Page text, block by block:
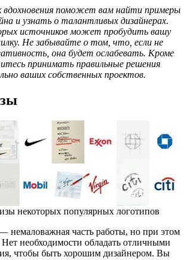
вдохновения поможет вам найти примеры
и узнать о талантливых дизайнерах.
источников может пробудить вашу
Не забывайте о том, что, если не
она будет ослабевать. Кроме
принимать правильные решения
ваших собственных проектов.
некоторых популярных логотипов
немаловажная часть работы, но при этом
необходимости обладать отличными
чтобы быть хорошим дизайнером. Вы